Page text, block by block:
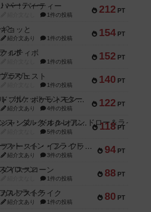
212 PT
バー！パーティー
1件の投稿
154 PT
ギョッと
紹介文あり 1件の投稿
152 PT
クルティボ
1件の投稿
140 PT
ブラヴェスト
1件の投稿
122 PT
ドブル：ポケットモンスター
紹介文あり 4件の投稿
118 PT
ジャンヌ・ダルク-オルレアン ドロー＆ライト
5件の投稿
94 PT
ファースト・イン・フライト
紹介文あり 3件の投稿
88 PT
ダイススローン
1件の投稿
80 PT
ガルフストライク
紹介文あり 1件の投稿